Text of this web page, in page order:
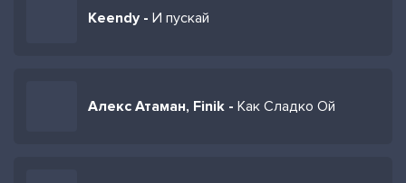
Keendy - И пускай
Алекс Атаман, Finik - Как Сладко Ой